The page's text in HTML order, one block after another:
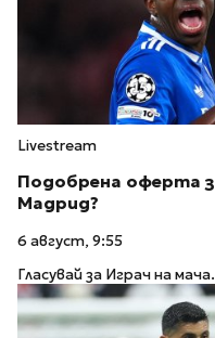
Livestream
Подобрена оферта
Мадрид?
6 август, 9:55
Гласувай за Играч на